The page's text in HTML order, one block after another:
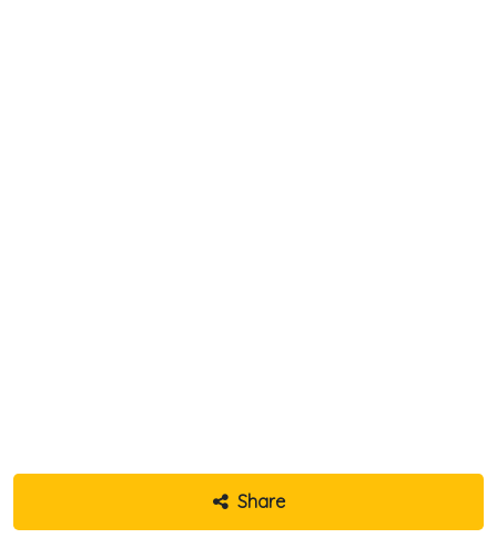
Share